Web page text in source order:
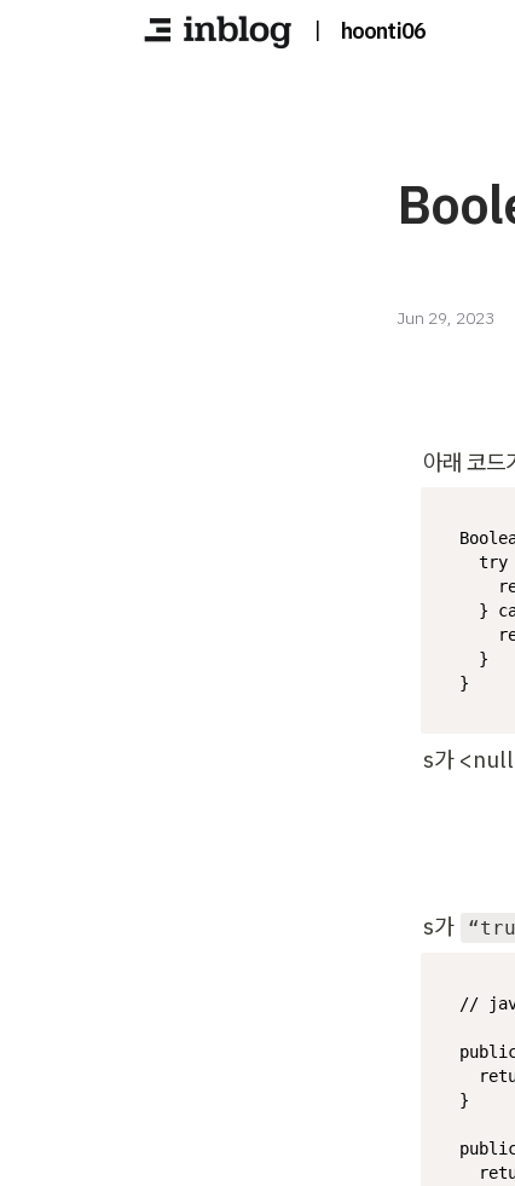
| hoonti06
Jun 29, 2023
아래 코드
try
  }
  }
}
s가
s가
//
}